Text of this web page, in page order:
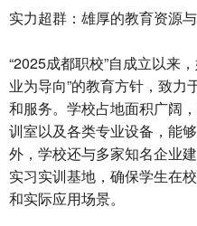
实力超群：雄厚的教育资源
“2025成都职校”自成立以来
业为导向”的教育方针，致
和服务。学校占地面积广阔
训室以及各类专业设备，能
外，学校还与多家知名企业
实习实训基地，确保学生在
和实际应用场景。